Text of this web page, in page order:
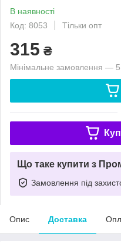
В наявності
Код: 8053
Тільки опт
315 ₴
Мінімальне замовлення — 5
Що таке купити з
Замовлення під
Опис Доставка